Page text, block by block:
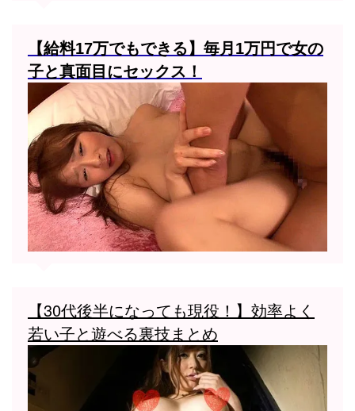
【給料17万でもできる】毎月1万円で女の
子と真面目にセックス！
【30代後半になっても現役！】効率よく
若い子と遊べる裏技まとめ